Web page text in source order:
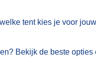
tent kies je voor
Bekijk de beste opties